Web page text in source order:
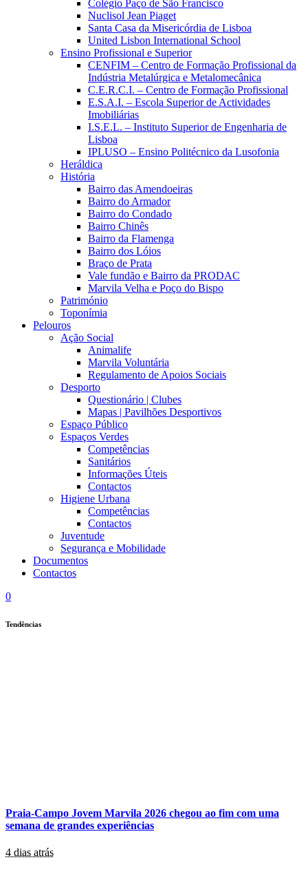
Colégio Paço de São Francisco
Nuclisol Jean Piaget
Santa Casa da Misericórdia de Lisboa
United Lisbon International School
Ensino Profissional e Superior
CENFIM – Centro de Formação Profissional da
Indústria Metalúrgica e Metalomecânica
C.E.R.C.I. – Centro de Formação Profissional
E.S.A.I. – Escola Superior de Actividades
Imobiliárias
I.S.E.L. – Instituto Superior de Engenharia de
Lisboa
IPLUSO – Ensino Politécnico da Lusofonia
Heráldica
História
Bairro das Amendoeiras
Bairro do Armador
Bairro do Condado
Bairro Chinês
Bairro da Flamenga
Bairro dos Lóios
Braço de Prata
Vale fundão e Bairro da PRODAC
Marvila Velha e Poço do Bispo
Património
Toponímia
Pelouros
Ação Social
Animalife
Marvila Voluntária
Regulamento de Apoios Sociais
Desporto
Questionário | Clubes
Mapas | Pavilhões Desportivos
Espaço Público
Espaços Verdes
Competências
Sanitários
Informações Úteis
Contactos
Higiene Urbana
Competências
Contactos
Juventude
Segurança e Mobilidade
Documentos
Contactos
0
Tendências
Praia-Campo Jovem Marvila 2026 chegou ao fim com uma
semana de grandes experiências
4 dias atrás